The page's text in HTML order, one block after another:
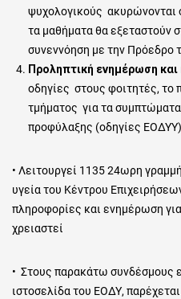
ψυχολογικούς ακυρώνονται
τα μαθήματα θα εξεταστούν
συνεννόηση με την Πρόεδρο
Προληπτική ενημέρωση
οδηγίες στους φοιτητές, το
τμήματος για τα συμπτώματα
προφύλαξης (οδηγίες
• Λειτουργεί 1135 24ωρη
υγεία του Κέντρου
πληροφορίες και ενημέρωση για
χρειαστεί
• Στους παρακάτω συνδέσμους
ιστοσελίδα του ΕΟΔΥ,